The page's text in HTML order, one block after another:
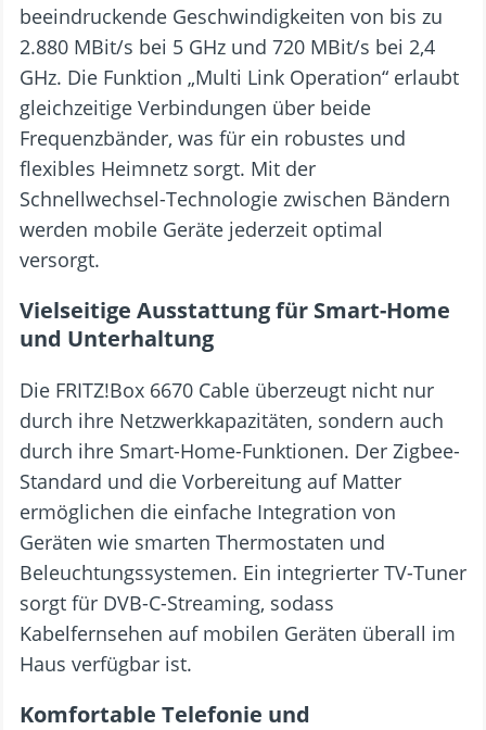
beeindruckende Geschwindigkeiten von bis zu
2.880 MBit/s bei 5 GHz und 720 MBit/s bei 2,4
GHz. Die Funktion „Multi Link Operation“ erlaubt
gleichzeitige Verbindungen über beide
Frequenzbänder, was für ein robustes und
flexibles Heimnetz sorgt. Mit der
Schnellwechsel-Technologie zwischen Bändern
werden mobile Geräte jederzeit optimal
versorgt.
Vielseitige Ausstattung für Smart-Home
und Unterhaltung
Die FRITZ!Box 6670 Cable überzeugt nicht nur
durch ihre Netzwerkkapazitäten, sondern auch
durch ihre Smart-Home-Funktionen. Der Zigbee-
Standard und die Vorbereitung auf Matter
ermöglichen die einfache Integration von
Geräten wie smarten Thermostaten und
Beleuchtungssystemen. Ein integrierter TV-Tuner
sorgt für DVB-C-Streaming, sodass
Kabelfernsehen auf mobilen Geräten überall im
Haus verfügbar ist.
Komfortable Telefonie und